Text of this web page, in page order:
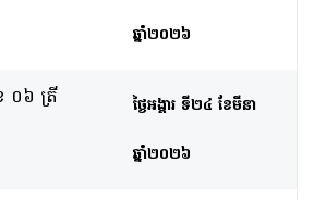
ឆ្នាំ២០២៦
០៦ ត្រី
ថ្ងៃអង្គារ ទី២៤ ខែមីនា
ឆ្នាំ២០២៦